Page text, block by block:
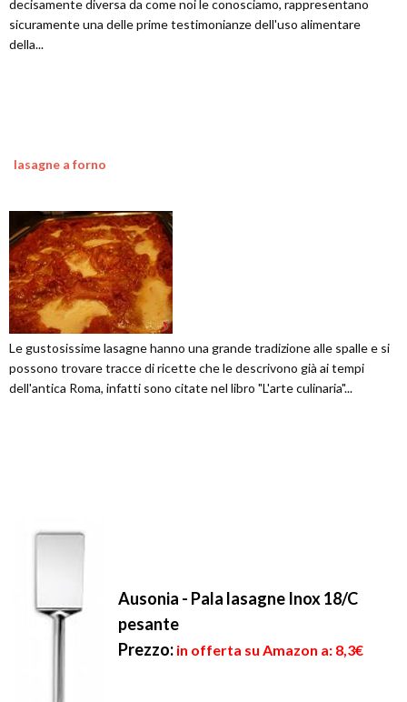
decisamente diversa da come noi le conosciamo, rappresentano
sicuramente una delle prime testimonianze dell'uso alimentare
della...
lasagne a forno
Le gustosissime lasagne hanno una grande tradizione alle spalle e si
possono trovare tracce di ricette che le descrivono già ai tempi
dell'antica Roma, infatti sono citate nel libro "L'arte culinaria"...
Ausonia - Pala lasagne Inox 18/C
pesante
Prezzo: in offerta su Amazon a: 8,3€